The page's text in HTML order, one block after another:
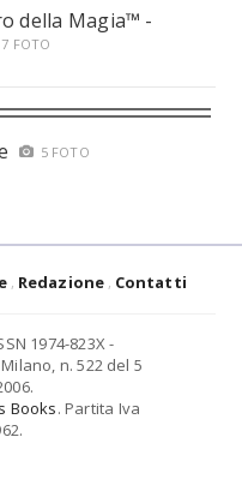
della Magia™ -
FOTO
5 FOTO
Redazione Contatti
1974-823X -
n. 522 del 5
Books. Partita Iva